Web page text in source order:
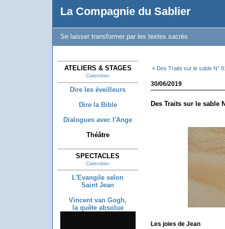
La Compagnie du Sablier
Se laisser transformer par les textes sacrés
ATELIERS & STAGES
Calendrier
Dire les éveilleurs
Dire la Bible
Dialogues avec l'Ange
Théâtre
SPECTACLES
Calendrier
L'Evangile selon
Saint Jean
Vincent van Gogh,
la quête absolue
« Des Traits sur le sable N°
30/06/2019
Des Traits sur le sable
Les joies de Jean